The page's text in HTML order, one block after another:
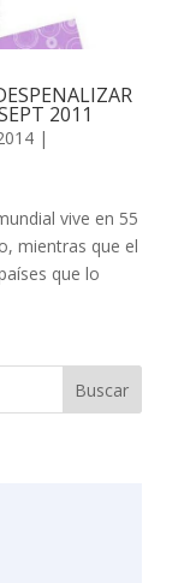
2011
|
vive en 55
mientras que el
que lo